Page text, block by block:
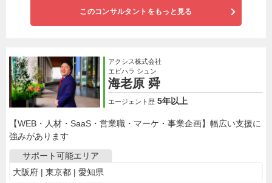
このコンサルタントをもっと見る
アクシス株式会社
エビハラ シュン
海老原 舜
エージェント歴 5年以上
【WEB・人材・SaaS・営業職・マーケ・事業企画】幅広い支援に
強みがあります
サポート可能エリア
大阪府 | 東京都 | 愛知県